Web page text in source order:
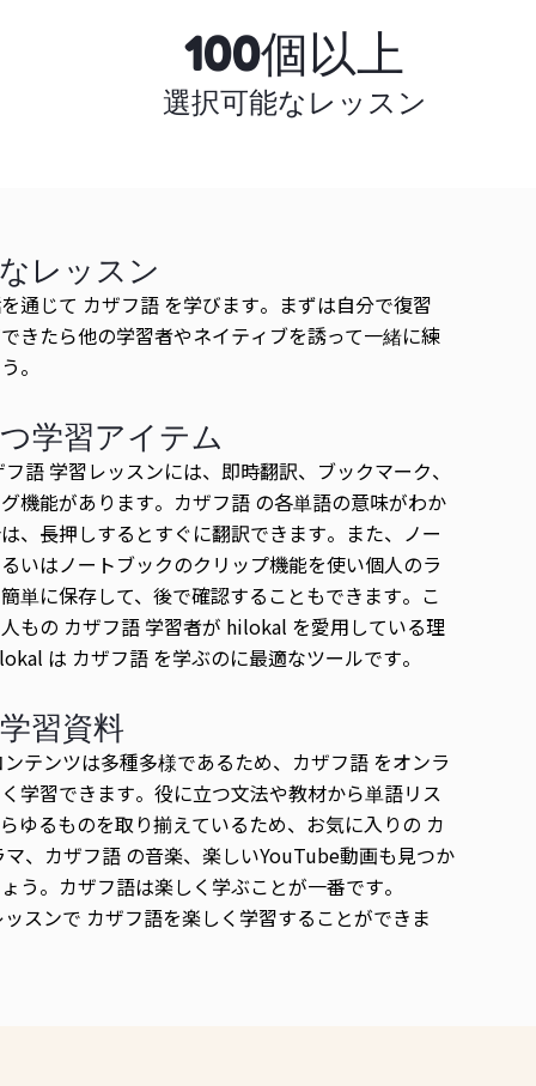
100個以上
選択可能なレッスン
レッスン
通じて カザフ語 を学びます。まずは自分で復習
きたら他の学習者やネイティブを誘って一緒に練
。
学習アイテム
語 学習レッスンには、即時翻訳、ブックマーク、
機能があります。カザフ語 の各単語の意味がわか
、長押しするとすぐに翻訳できます。また、ノー
いはノートブックのクリップ機能を使い個人のラ
単に保存して、後で確認することもできます。こ
もの カザフ語 学習者が hilokal を愛用している理
は カザフ語 を学ぶのに最適なツールです。
習資料
テンツは多種多様であるため、カザフ語 をオンラ
学習できます。役に立つ文法や教材から単語リス
ゆるものを取り揃えているため、お気に入りの カ
、カザフ語 の音楽、楽しいYouTube動画も見つか
う。カザフ語は楽しく学ぶことが一番です。
スンで カザフ語を楽しく学習することができま